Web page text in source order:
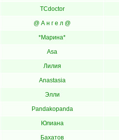
TCdoctor
@ А н г е л @
*Марина*
Asa
Лилия
Anastasia
Элли
Pandakopanda
Юлиана
Бахатов